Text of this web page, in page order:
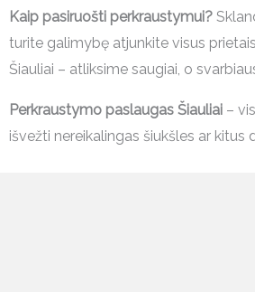
Kaip pasiruošti perkraustymui?
turite galimybę atjunkite visus
Šiauliai – atliksime saugiai, o
Perkraustymo paslaugas Šiauliai –
išvežti nereikalingas šiukšles ar kitus